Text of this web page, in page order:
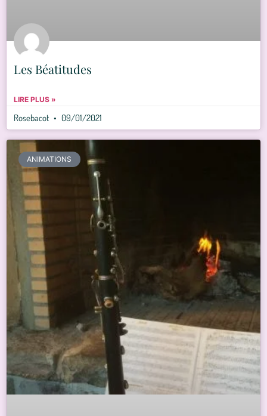
Les Béatitudes
LIRE PLUS »
Rosebacot 09/01/2021
ANIMATIONS